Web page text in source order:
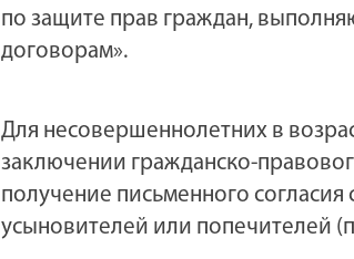
по защите прав граждан,
договорам».
Для несовершеннолетних в
заключении гражданско-
получение письменного
усыновителей или попечителей